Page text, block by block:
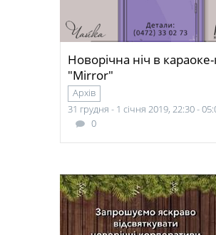
Новорічна ніч в караоке-
"Mirror"
Архів
31 грудня - 1 січня 2019, 22:30 -
0